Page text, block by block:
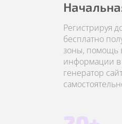
Регистрируя
бесплатно
зоны, помощь
информации в
генератор